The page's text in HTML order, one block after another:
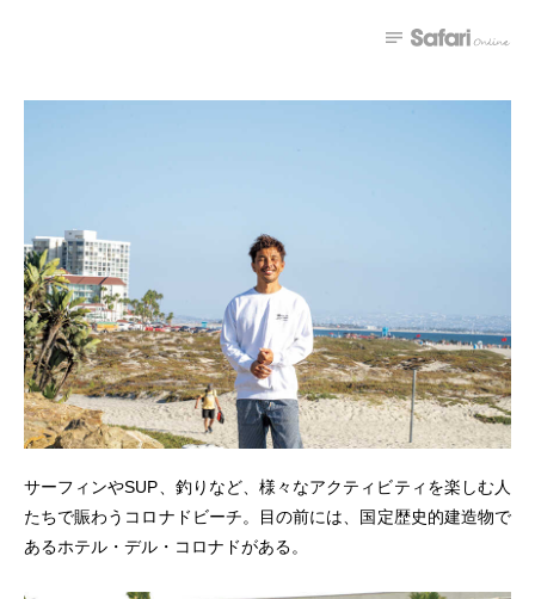
サーフィンやSUP、釣りなど、様々なアクティビティを楽しむ人
たちで賑わうコロナドビーチ。目の前には、国定歴史的建造物で
あるホテル・デル・コロナドがある。